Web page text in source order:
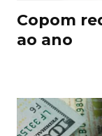
Copom
ao ano